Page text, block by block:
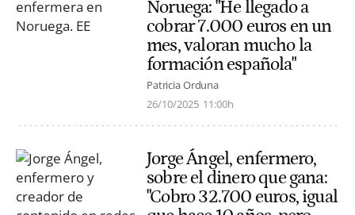
Noruega: "He llegado a
cobrar 7.000 euros en un
mes, valoran mucho la
formación española"
Patricia Orduna
26/10/2025 11:00h
Jorge Ángel, enfermero,
sobre el dinero que gana:
"Cobro 32.700 euros, igual